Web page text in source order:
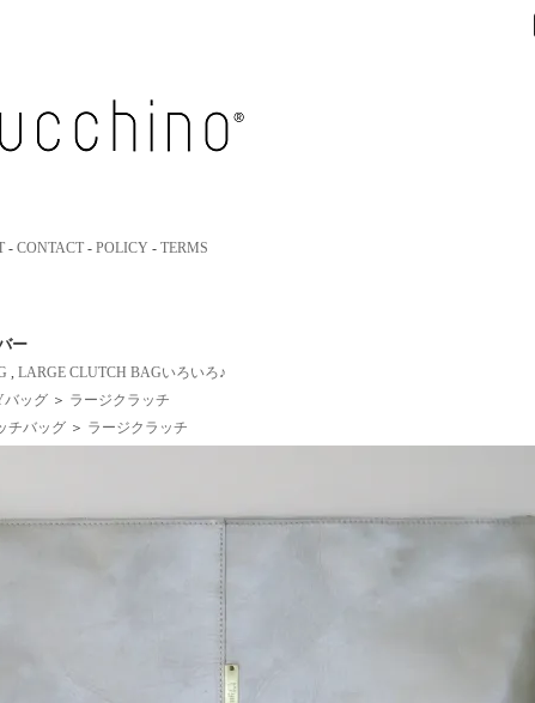
- CONTACT - POLICY - TERMS
ー
, LARGE CLUTCH BAGいろいろ♪
バッグ ＞ ラージクラッチ
チバッグ ＞ ラージクラッチ